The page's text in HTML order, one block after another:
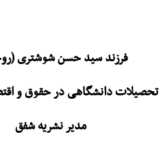
فرزند سید حسن شوشتری
تحصیلات دانشگاهی در حقوق و
مدیر نشریه شفق